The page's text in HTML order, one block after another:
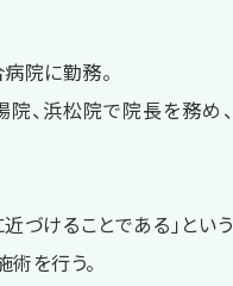
院に勤務。
、浜松院で院長を務め、
づけることである」という
術を行う。